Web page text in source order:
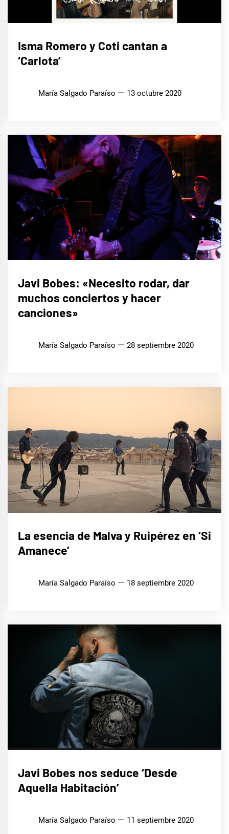
Isma Romero y Coti cantan a
‘Carlota’
María Salgado Paraíso 13 octubre 2020
MÚSICA
Javi Bobes: «Necesito rodar, dar
muchos conciertos y hacer
canciones»
María Salgado Paraíso 28 septiembre 2020
La esencia de Malva y Ruipérez en ‘Si
Amanece’
María Salgado Paraíso 18 septiembre 2020
Javi Bobes nos seduce ‘Desde
Aquella Habitación’
María Salgado Paraíso 11 septiembre 2020